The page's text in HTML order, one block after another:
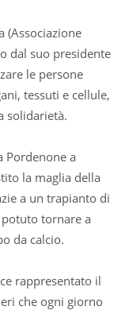
(Associazione
dal suo presidente
le persone
tessuti e cellule,
solidarietà.
Pordenone a
la maglia della
a un trapianto di
tornare a
da calcio.
rappresentato il
che ogni giorno